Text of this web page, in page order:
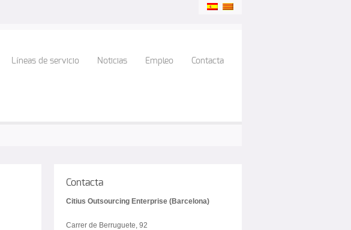
Líneas de servicio Noticias Empleo Contacta
Contacta
Citius Outsourcing Enterprise (Barcelona)
Carrer de Berruguete, 92